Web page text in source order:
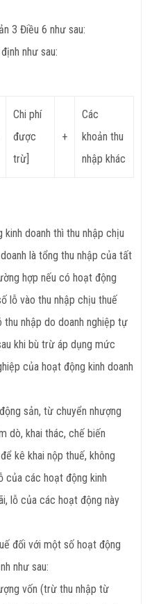
3 Điều 6 như sau:
như sau:
Chi phí
được
trừ]
+
Các
khoản thu
nhập khác
doanh thì thu nhập chịu
là tổng thu nhập của tất
hợp nếu có hoạt động
lỗ vào thu nhập chịu thuế
nhập do doanh nghiệp tự
khi bù trừ áp dụng mức
của hoạt động kinh doanh
sản, từ chuyển nhượng
dò, khai thác, chế biến
kê khai nộp thuế, không
của các hoạt động kinh
lỗ của các hoạt động này
đối với một số hoạt động
như sau:
vốn (trừ thu nhập từ